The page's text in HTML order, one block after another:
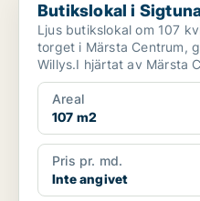
Butikslokal i
Ljus butikslokal om 107
torget i Märsta Centrum,
Willys.I hjärtat av Märsta
Areal
107 m2
Pris pr. md.
Inte angivet